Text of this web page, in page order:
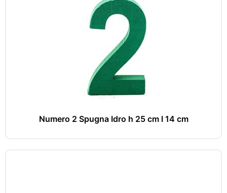
Numero 2 Spugna Idro h 25 cm l 14 cm